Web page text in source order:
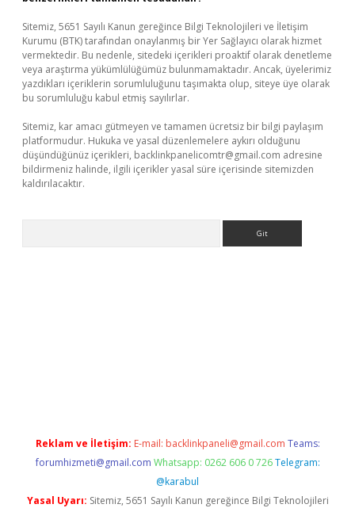
Sitemiz, 5651 Sayılı Kanun gereğince Bilgi Teknolojileri ve İletişim
Kurumu (BTK) tarafından onaylanmış bir Yer Sağlayıcı olarak hizmet
vermektedir. Bu nedenle, sitedeki içerikleri proaktif olarak denetleme
veya araştırma yükümlülüğümüz bulunmamaktadır. Ancak, üyelerimiz
yazdıkları içeriklerin sorumluluğunu taşımakta olup, siteye üye olarak
bu sorumluluğu kabul etmiş sayılırlar.
Sitemiz, kar amacı gütmeyen ve tamamen ücretsiz bir bilgi paylaşım
platformudur. Hukuka ve yasal düzenlemelere aykırı olduğunu
düşündüğünüz içerikleri, backlinkpanelicomtr@gmail.com adresine
bildirmeniz halinde, ilgili içerikler yasal süre içerisinde sitemizden
kaldırılacaktır.
Reklam ve İletişim: E-mail: backlinkpaneli@gmail.com Teams:
forumhizmeti@gmail.com Whatsapp: 0262 606 0 726 Telegram:
@karabul
Yasal Uyarı: Sitemiz, 5651 Sayılı Kanun gereğince Bilgi Teknolojileri